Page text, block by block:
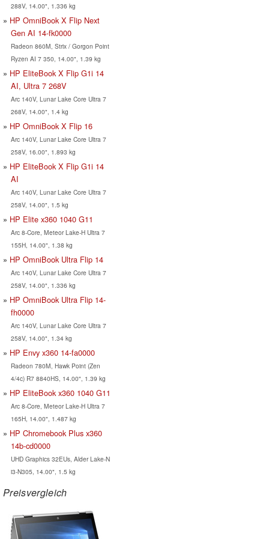
288V, 14.00", 1.336 kg
HP OmniBook X Flip Next
Gen AI 14-fk0000
Radeon 860M, Strix / Gorgon Point
Ryzen AI 7 350, 14.00", 1.39 kg
HP EliteBook X Flip G1i 14
AI, Ultra 7 268V
Arc 140V, Lunar Lake Core Ultra 7
268V, 14.00", 1.4 kg
HP OmniBook X Flip 16
Arc 140V, Lunar Lake Core Ultra 7
258V, 16.00", 1.893 kg
HP EliteBook X Flip G1i 14
AI
Arc 140V, Lunar Lake Core Ultra 7
258V, 14.00", 1.5 kg
HP Elite x360 1040 G11
Arc 8-Core, Meteor Lake-H Ultra 7
155H, 14.00", 1.38 kg
HP OmniBook Ultra Flip 14
Arc 140V, Lunar Lake Core Ultra 7
258V, 14.00", 1.336 kg
HP OmniBook Ultra Flip 14-
fh0000
Arc 140V, Lunar Lake Core Ultra 7
258V, 14.00", 1.34 kg
HP Envy x360 14-fa0000
Radeon 780M, Hawk Point (Zen
4/4c) R7 8840HS, 14.00", 1.39 kg
HP EliteBook x360 1040 G11
Arc 8-Core, Meteor Lake-H Ultra 7
165H, 14.00", 1.487 kg
HP Chromebook Plus x360
14b-cd0000
UHD Graphics 32EUs, Alder Lake-N
i3-N305, 14.00", 1.5 kg
Preisvergleich